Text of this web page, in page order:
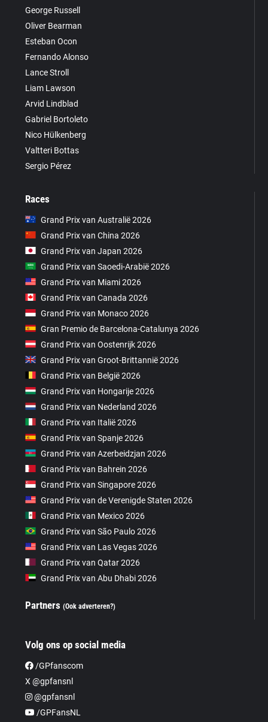
George Russell
Oliver Bearman
Esteban Ocon
Fernando Alonso
Lance Stroll
Liam Lawson
Arvid Lindblad
Gabriel Bortoleto
Nico Hülkenberg
Valtteri Bottas
Sergio Pérez
Races
Grand Prix van Australië 2026
Grand Prix van China 2026
Grand Prix van Japan 2026
Grand Prix van Saoedi-Arabië 2026
Grand Prix van Miami 2026
Grand Prix van Canada 2026
Grand Prix van Monaco 2026
Gran Premio de Barcelona-Catalunya 2026
Grand Prix van Oostenrijk 2026
Grand Prix van Groot-Brittannië 2026
Grand Prix van België 2026
Grand Prix van Hongarije 2026
Grand Prix van Nederland 2026
Grand Prix van Italië 2026
Grand Prix van Spanje 2026
Grand Prix van Azerbeidzjan 2026
Grand Prix van Bahrein 2026
Grand Prix van Singapore 2026
Grand Prix van de Verenigde Staten 2026
Grand Prix van Mexico 2026
Grand Prix van São Paulo 2026
Grand Prix van Las Vegas 2026
Grand Prix van Qatar 2026
Grand Prix van Abu Dhabi 2026
Partners(Ook adverteren?)
Volg ons op social media
/GPfanscom
X @gpfansnl
@gpfansnl
/GPFansNL